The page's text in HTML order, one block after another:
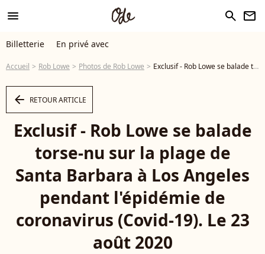
menu search newsletter
Billetterie En privé avec
Accueil Rob Lowe Photos de Rob Lowe Exclusif - Rob Lowe se balade torse-nu sur la plage de Santa Barbara à Los Angeles pendant l'épidémie de coronavirus (Covid-19). Le 23 août 2020 - Photo
arrow_left RETOUR ARTICLE
Exclusif - Rob Lowe se balade
torse-nu sur la plage de
Santa Barbara à Los Angeles
pendant l'épidémie de
coronavirus (Covid-19). Le 23
août 2020